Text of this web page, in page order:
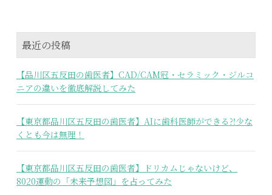
最近の投稿
【品川区五反田の歯医者】CAD/CAM冠・セラミック・ジルコ
ニアの違いを徹底解説してみた
【東京都品川区五反田の歯医者】AIに歯科医師ができる⁈少な
くとも今は無理！
【東京都品川区五反田の歯医者】ドリカムじゃないけど、
8020運動の「未来予想図」を占ってみた